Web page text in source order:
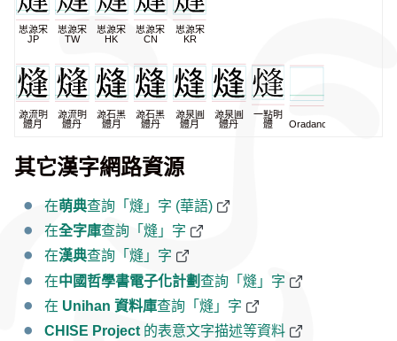
思源宋
JP
思源宋
TW
思源宋
HK
思源宋
CN
思源宋
KR
源流明
體月
源流明
體丹
源石黑
體月
源石黑
體丹
源泉圓
體月
源泉圓
體丹
一點明
體
Oradano
其它漢字網路資源
在萌典查詢「熢」字 (華語)
在全字庫查詢「熢」字
在漢典查詢「熢」字
在中國哲學書電子化計劃查詢「熢」字
在 Unihan 資料庫查詢「熢」字
CHISE Project 的表意文字描述等資料